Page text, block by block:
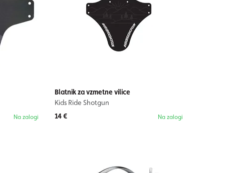
Na zalogi
Blatnik za vzmetne vilice
Kids Ride Shotgun
14 €
Na zalogi